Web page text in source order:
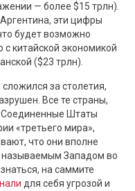
— более $15 трлн).
эти цифры
будет возможно
с китайской экономикой
($23 трлн).
за столетия,
Все те страны,
Соединенные Штаты
«третьего мира»,
что они вполне
называемым Западом во
на саммите
для себя угрозой и